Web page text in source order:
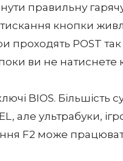
правильну
кнопки
проходять POST
ви не натиснете
BIOS. Більшість
але ультрабуки,
F2 може